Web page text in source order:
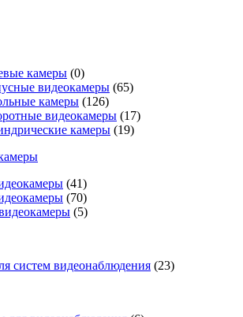
камеры (0)
видеокамеры (65)
камеры (126)
видеокамеры (17)
камеры (19)
(41)
(70)
(5)
систем видеонаблюдения (23)